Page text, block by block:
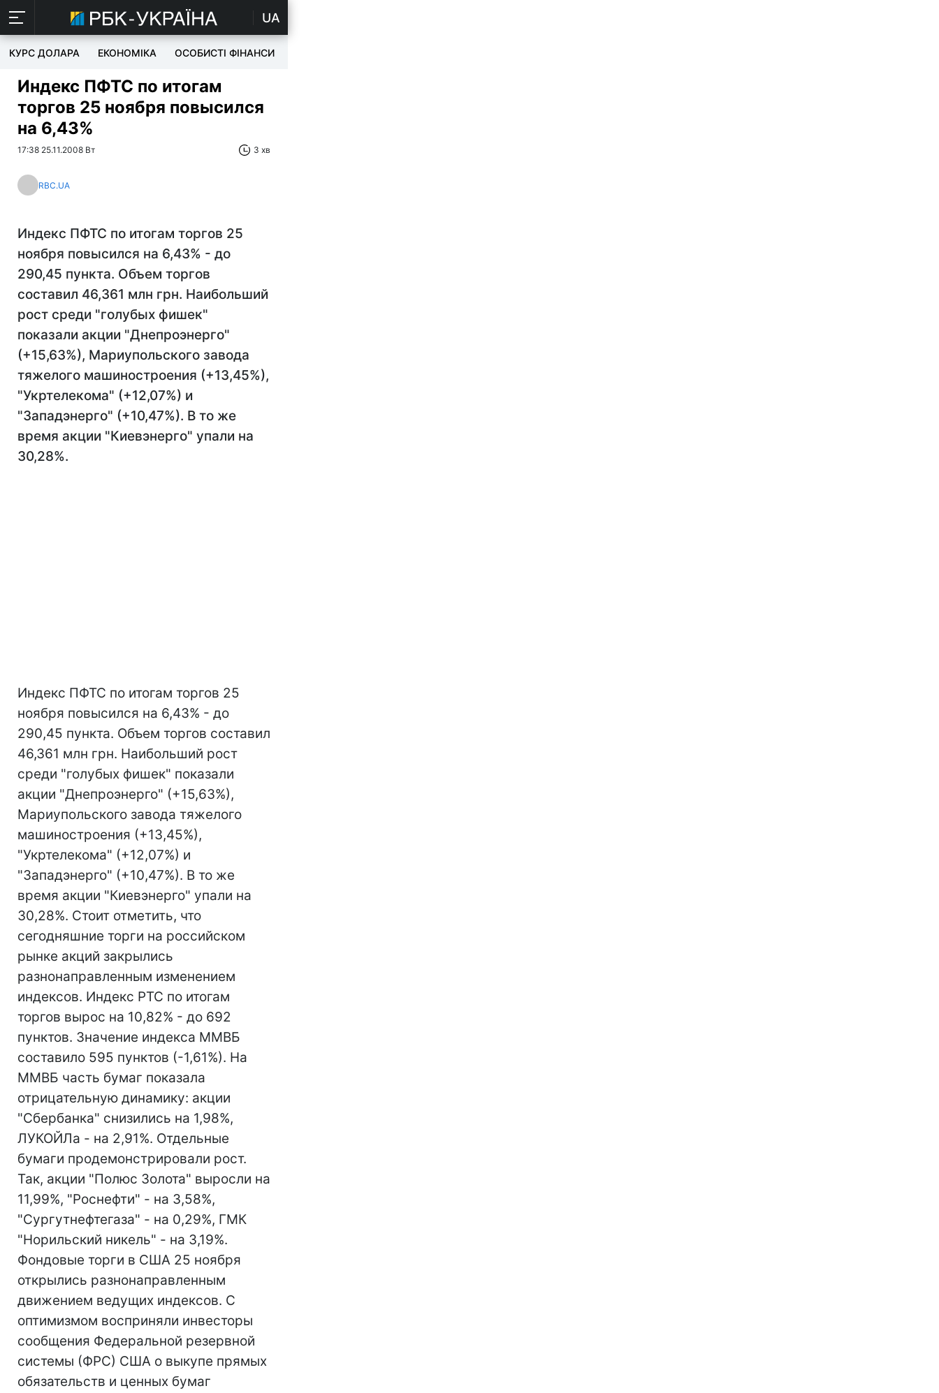
UA
КУРС ДОЛАРА ЕКОНОМІКА ОСОБИСТІ ФІНАНСИ
Индекс ПФТС по итогам
торгов 25 ноября повысился
на 6,43%
17:38 25.11.2008 Вт 3 хв
RBC.UA
Индекс ПФТС по итогам торгов 25
ноября повысился на 6,43% - до
290,45 пункта. Объем торгов
составил 46,361 млн грн. Наибольший
рост среди "голубых фишек"
показали акции "Днепроэнерго"
(+15,63%), Мариупольского завода
тяжелого машиностроения (+13,45%),
"Укртелекома" (+12,07%) и
"Западэнерго" (+10,47%). В то же
время акции "Киевэнерго" упали на
30,28%.
Индекс ПФТС по итогам торгов 25
ноября повысился на 6,43% - до
290,45 пункта. Объем торгов составил
46,361 млн грн. Наибольший рост
среди "голубых фишек" показали
акции "Днепроэнерго" (+15,63%),
Мариупольского завода тяжелого
машиностроения (+13,45%),
"Укртелекома" (+12,07%) и
"Западэнерго" (+10,47%). В то же
время акции "Киевэнерго" упали на
30,28%. Стоит отметить, что
сегодняшние торги на российском
рынке акций закрылись
разнонаправленным изменением
индексов. Индекс РТС по итогам
торгов вырос на 10,82% - до 692
пунктов. Значение индекса ММВБ
составило 595 пунктов (-1,61%). На
ММВБ часть бумаг показала
отрицательную динамику: акции
"Сбербанка" снизились на 1,98%,
ЛУКОЙЛа - на 2,91%. Отдельные
бумаги продемонстрировали рост.
Так, акции "Полюс Золота" выросли на
11,99%, "Роснефти" - на 3,58%,
"Сургутнефтегаза" - на 0,29%, ГМК
"Норильский никель" - на 3,19%.
Фондовые торги в США 25 ноября
открылись разнонаправленным
движением ведущих индексов. С
оптимизмом восприняли инвесторы
сообщения Федеральной резервной
системы (ФРС) США о выкупе прямых
обязательств и ценных бумаг